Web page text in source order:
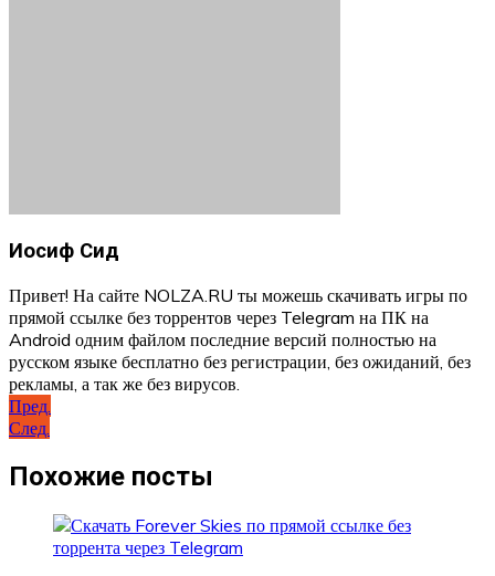
Иосиф Сид
Привет! На сайте NOLZA.RU ты можешь скачивать игры по
прямой ссылке без торрентов через Telegram на ПК на
Android одним файлом последние версий полностью на
русском языке бесплатно без регистрации, без ожиданий, без
рекламы, а так же без вирусов.
Навигация
по
записям
Пред.
След.
Похожие посты